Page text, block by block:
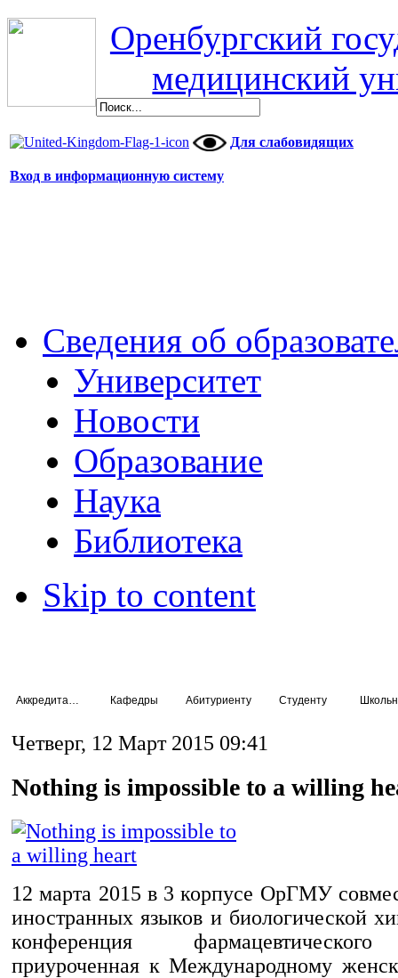
Оренбургский
медицинский
Для слабовидящих
Вход в информационную систему
Сведения об
Университет
Новости
Образование
Наука
Библиотека
Skip to content
Кафедры Абитуриенту Студенту
Четверг, 12 Март 2015 09:41
Nothing is impossible to a willing
12 марта 2015 в 3 корпусе ОрГМУ
иностранных языков и биологической
конференция
приуроченная к Международному